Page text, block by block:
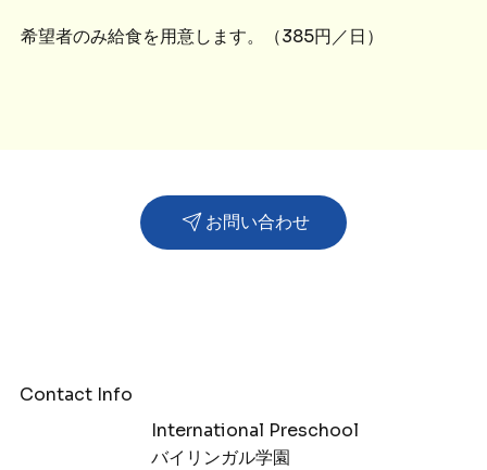
希望者のみ給食を用意します。（385円／日）
お問い合わせ
Contact Info
International Preschool
​バイリンガル学園